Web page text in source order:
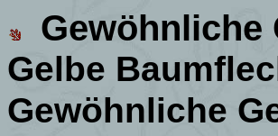
Gewöhnliche
Gelbe
Gewöhnliche